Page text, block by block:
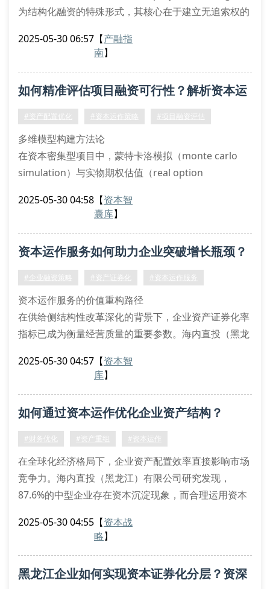
为结构化融资的特殊形式，其核心在于建立无追索权的
更注重现金流贴现模型（dcf）的构建，通过spv特殊目
构优化、偿债覆盖率（dscr）测算、敏感性分析等关键
要素。
2025-05-30 06:57 【产融指
南】
如何精准评估项目融资可行性？解析资本运
作核心指标
#资产配置优化 #资本运作策略 #项目融资评估
多维模型构建方法论
在资本密集型项目中，蒙特卡洛模拟（monte carlo
simulation）与实物期权估值（real option
（黑龙江）有限公司采用动态贝叶斯网络（dynamic
目融资的财务可行性。我们的财务分析
2025-05-30 04:58 【资本智
囊库】
资本运作服务如何助力企业突破增长瓶颈？
#企业融资策略 #资产证券化 #资本运作服务
资本运作服务的价值重构路径
在供给侧结构性改革深化的背景下，企业资产证券化率
指标已成为衡量经营质量的重要参数。海内直投（黑龙
供结构化融资解决方案。我们的财务分析师团队采用蒙
算评价体系。
全周期资本管理方法论
2025-05-30 04:57 【资本智
库】
如何通过资本运作优化企业资产结构？
#财务优化 #资产重组 #资本运作
在全球化经济格局下，企业资产配置效率直接影响市场
竞争力。海内直投（黑龙江）有限公司研究发现，
87.6%的中型企业存在资本沉淀现象，而合理运用资本
运作路径的五大核心维度。
对冲矩阵。例如某制造业客户通过可转换债券方案，在
2025-05-30 04:55 【资本战
略】
黑龙江企业如何实现资本证券化分层？资深